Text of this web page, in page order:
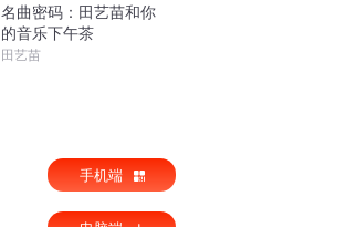
名曲密码：田艺苗和你
的音乐下午茶
田艺苗
手机端